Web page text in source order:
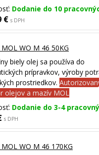
Dodanie do 10
€ s DPH
WO M 46 50KG
biely olej sa používa do
prípravkov, výroby
prostriedkov.
olejov a mazív MOL
Dodanie do 3-4
s DPH
WO M 46 170KG